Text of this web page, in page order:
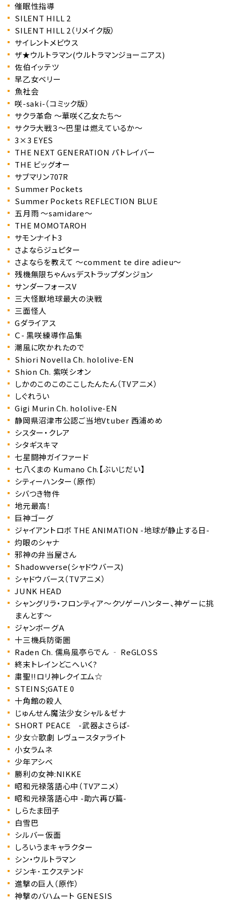
催眠性指導
SILENT HILL 2
SILENT HILL 2（リメイク版）
サイレントメビウス
ザ★ウルトラマン(ウルトラマンジョーニアス)
佐伯イッテツ
早乙女ベリー
魚社会
咲-saki-（コミック版）
サクラ革命 〜華咲く乙女たち〜
サクラ大戦３～巴里は燃えているか～
3×3 EYES
THE NEXT GENERATION パトレイバー
THE ビッグオー
サブマリン707R
Summer Pockets
Summer Pockets REFLECTION BLUE
五月雨 ～samidare～
THE MOMOTAROH
サモンナイト3
さよならジュピター
さよならを教えて ～comment te dire adieu～
残機無限ちゃんvsデストラップダンジョン
サンダーフォースV
三大怪獣地球最大の決戦
三面怪人
Gダライアス
Ｃ- 黒咲練導作品集
潮風に吹かれたので
Shiori Novella Ch. hololive-EN
Shion Ch. 紫咲シオン
しかのこのこのここしたんたん（TVアニメ）
しぐれうい
Gigi Murin Ch. hololive-EN
静岡県沼津市公認ご当地Vtuber 西浦めめ
シスター・クレア
シタギスキマ
七星闘神ガイファード
七八くまの Kumano Ch.【ぶいじだい】
シティーハンター（原作）
シバつき物件
地元最高！
巨神ゴーグ
ジャイアントロボ THE ANIMATION -地球が静止する日-
灼眼のシャナ
邪神の弁当屋さん
Shadowverse(シャドウバース)
シャドウバース（TVアニメ）
JUNK HEAD
シャングリラ・フロンティア〜クソゲーハンター、神ゲーに挑
まんとす〜
ジャンボーグＡ
十三機兵防衛圏
Raden Ch. 儒烏風亭らでん ‐ ReGLOSS
終末トレインどこへいく?
粛聖!!ロリ神レクイエム☆
STEINS;GATE 0
十角館の殺人
じゅんせん魔法少女シャル＆ゼナ
SHORT PEACE -武器よさらば-
少女☆歌劇 レヴュースタァライト
小女ラムネ
少年アシベ
勝利の女神:NIKKE
昭和元禄落語心中（TVアニメ）
昭和元禄落語心中 -助六再び篇-
しらたま団子
白雪巴
シルバー仮面
しろいうまキャラクター
シン・ウルトラマン
ジンキ･エクステンド
進撃の巨人（原作）
神撃のバハムート GENESIS